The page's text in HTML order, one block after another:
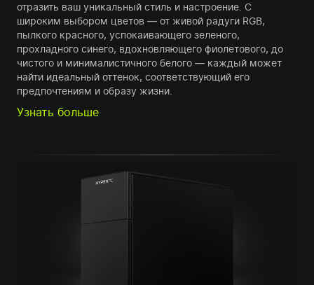
отразить ваш уникальный стиль и настроение. С
широким выбором цветов — от живой радуги RGB,
пылкого красного, успокаивающего зеленого,
прохладного синего, вдохновляющего фиолетового, до
чистого и минималистичного белого — каждый может
найти идеальный оттенок, соответствующий его
предпочтениям и образу жизни.
Узнать больше